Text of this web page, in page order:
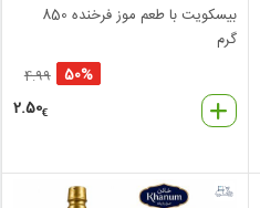
بیسکویت با طعم موز فرخنده 850
گرم
50%
4.99
2.50€